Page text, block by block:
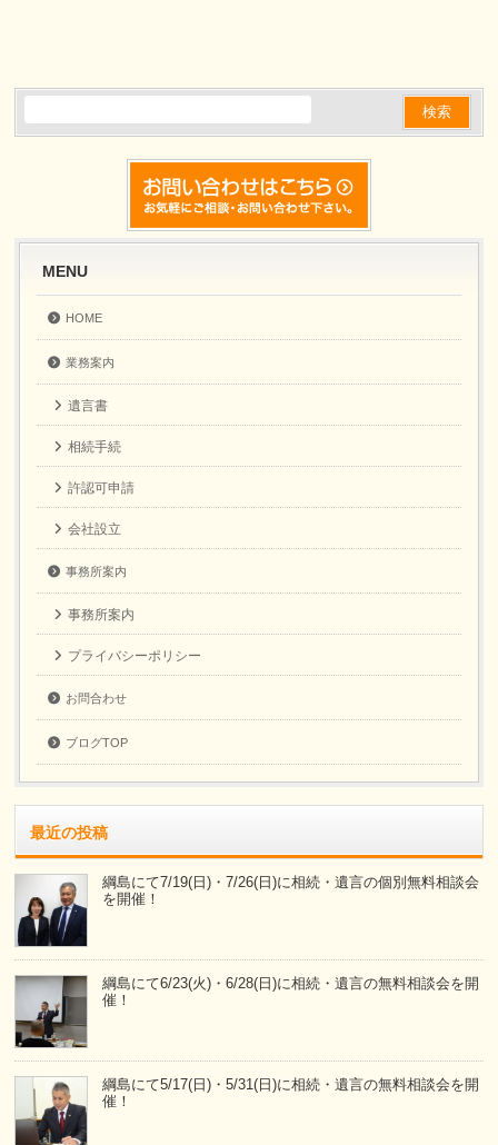
MENU
HOME
業務案内
遺言書
相続手続
許認可申請
会社設立
事務所案内
事務所案内
プライバシーポリシー
お問合わせ
ブログTOP
最近の投稿
綱島にて7/19(日)・7/26(日)に相続・遺言の個別無料相談会
を開催！
綱島にて6/23(火)・6/28(日)に相続・遺言の無料相談会を開
催！
綱島にて5/17(日)・5/31(日)に相続・遺言の無料相談会を開
催！